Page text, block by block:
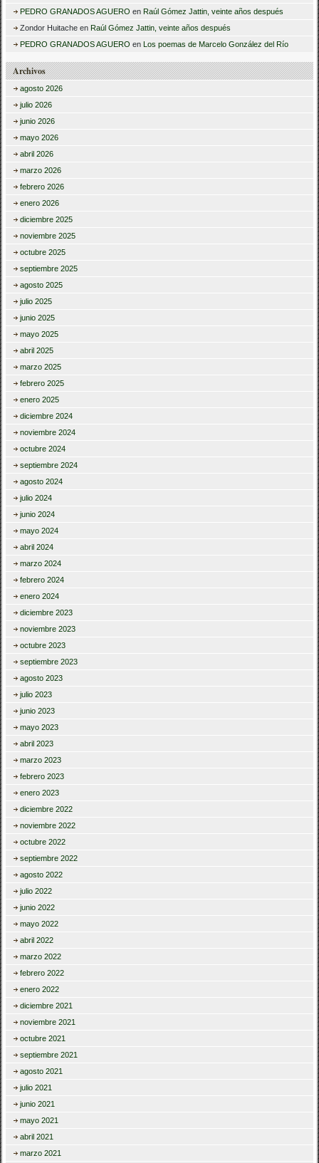
PEDRO GRANADOS AGUERO en Raúl Gómez Jattin, veinte años después
Zondor Huitache en Raúl Gómez Jattin, veinte años después
PEDRO GRANADOS AGUERO en Los poemas de Marcelo González del Río
Archivos
agosto 2026
julio 2026
junio 2026
mayo 2026
abril 2026
marzo 2026
febrero 2026
enero 2026
diciembre 2025
noviembre 2025
octubre 2025
septiembre 2025
agosto 2025
julio 2025
junio 2025
mayo 2025
abril 2025
marzo 2025
febrero 2025
enero 2025
diciembre 2024
noviembre 2024
octubre 2024
septiembre 2024
agosto 2024
julio 2024
junio 2024
mayo 2024
abril 2024
marzo 2024
febrero 2024
enero 2024
diciembre 2023
noviembre 2023
octubre 2023
septiembre 2023
agosto 2023
julio 2023
junio 2023
mayo 2023
abril 2023
marzo 2023
febrero 2023
enero 2023
diciembre 2022
noviembre 2022
octubre 2022
septiembre 2022
agosto 2022
julio 2022
junio 2022
mayo 2022
abril 2022
marzo 2022
febrero 2022
enero 2022
diciembre 2021
noviembre 2021
octubre 2021
septiembre 2021
agosto 2021
julio 2021
junio 2021
mayo 2021
abril 2021
marzo 2021